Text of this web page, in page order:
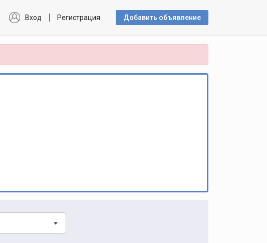
Вход Регистрация Добавить объявлениe